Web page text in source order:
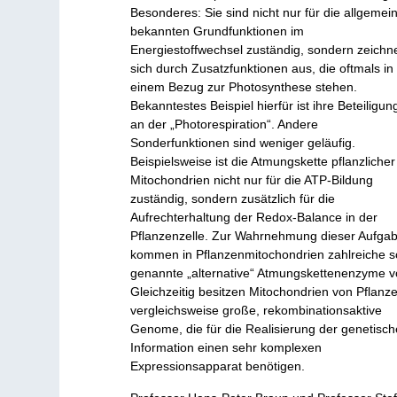
Besonderes: Sie sind nicht nur für die allgemein
bekannten Grundfunktionen im
Energiestoffwechsel zuständig, sondern
sich durch Zusatzfunktionen aus, die oftmals in
einem Bezug zur Photosynthese stehen.
Bekanntestes Beispiel hierfür ist ihre
an der „Photorespiration“. Andere
Sonderfunktionen sind weniger geläufig.
Beispielsweise ist die Atmungskette pflanzlicher
Mitochondrien nicht nur für die ATP-Bildung
zuständig, sondern zusätzlich für die
Aufrechterhaltung der Redox-Balance in der
Pflanzenzelle. Zur Wahrnehmung dieser
kommen in Pflanzenmitochondrien zahlreiche
genannte „alternative“ Atmungskettenenzyme
Gleichzeitig besitzen Mitochondrien von
vergleichsweise große, rekombinationsaktive
Genome, die für die Realisierung der
Information einen sehr komplexen
Expressionsapparat benötigen.